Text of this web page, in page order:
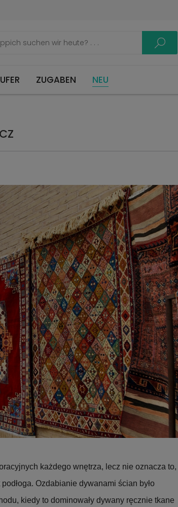
ZUGABEN NEU
każdego wnętrza, lecz nie oznacza to,
Ozdabianie dywanami ścian było
kiedy to dominowały dywany ręcznie tkane